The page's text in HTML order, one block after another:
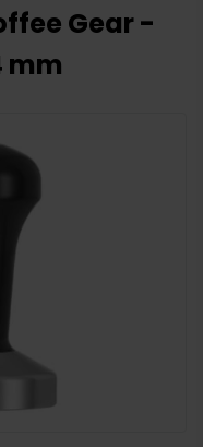
Gear -
mm